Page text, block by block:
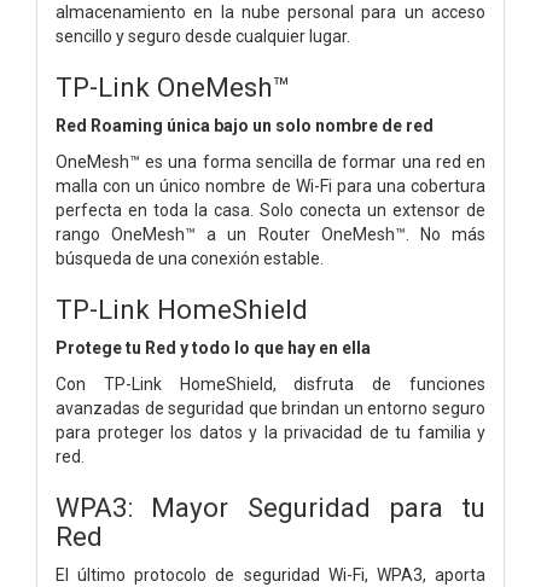
almacenamiento en la nube personal para un acceso
sencillo y seguro desde cualquier lugar.
TP-Link OneMesh™
Red Roaming única bajo un solo nombre de red
OneMesh™ es una forma sencilla de formar una red en
malla con un único nombre de Wi-Fi para una cobertura
perfecta en toda la casa. Solo conecta un extensor de
rango OneMesh™ a un Router OneMesh™. No más
búsqueda de una conexión estable.
TP-Link HomeShield
Protege tu Red y todo lo que hay en ella
Con TP-Link HomeShield, disfruta de funciones
avanzadas de seguridad que brindan un entorno seguro
para proteger los datos y la privacidad de tu familia y
red.
WPA3: Mayor Seguridad para tu
Red
El último protocolo de seguridad Wi-Fi, WPA3, aporta